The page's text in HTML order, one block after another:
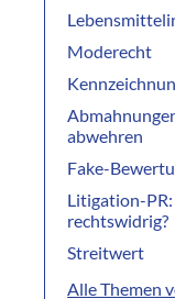
Moderecht
abwehren
Fake-
Litigation-PR:
rechtswidrig?
Streitwert
Alle Themen